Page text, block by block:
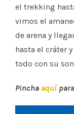
el trekking
vimos el
de arena y
hasta el cráter
todo con su
Pincha aquí